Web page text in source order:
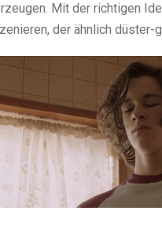
Mit der richtigen
der ähnlich düster-